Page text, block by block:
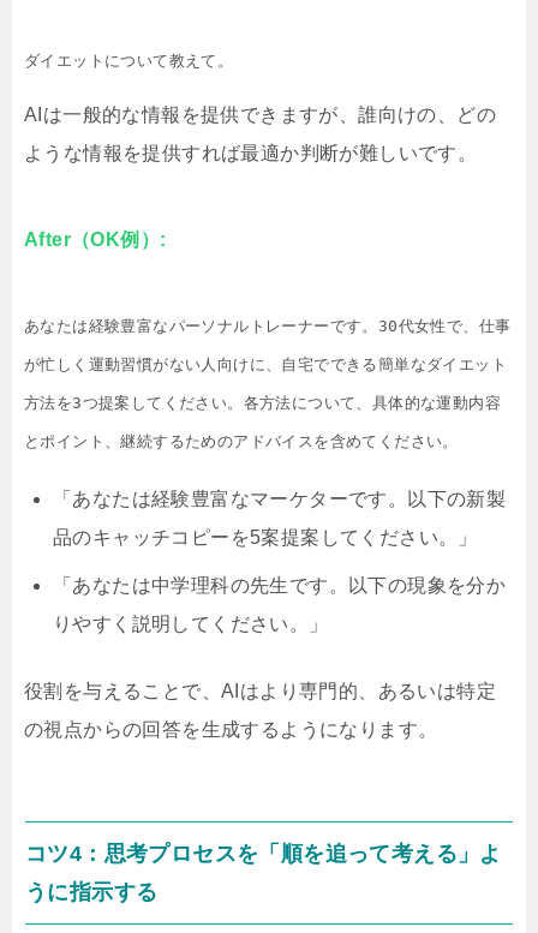
ダイエットについて教えて。
AIは一般的な情報を提供できますが、誰向けの、どの
ような情報を提供すれば最適か判断が難しいです。
After（OK例）:
あなたは経験豊富なパーソナルトレーナーです。30代女性で、仕事
が忙しく運動習慣がない人向けに、自宅でできる簡単なダイエット
方法を3つ提案してください。各方法について、具体的な運動内容
とポイント、継続するためのアドバイスを含めてください。
「あなたは経験豊富なマーケターです。以下の新製
品のキャッチコピーを5案提案してください。」
「あなたは中学理科の先生です。以下の現象を分か
りやすく説明してください。」
役割を与えることで、AIはより専門的、あるいは特定
の視点からの回答を生成するようになります。
コツ4：思考プロセスを「順を追って考える」よ
うに指示する